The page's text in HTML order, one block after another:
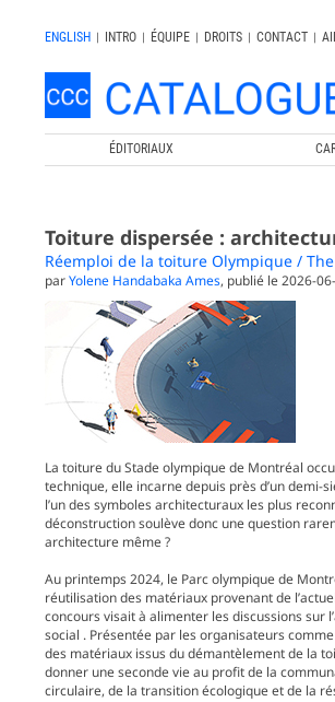
ENGLISH | INTRO | ÉQUIPE | DROITS | CONTACT |
ÉDITORIAUX
Toiture dispersée :
Réemploi de la toiture Olympique /
parYolene Handabaka Ames, publié le 2026-
La toiture du Stade olympique de Montréal
technique, elle incarne depuis près d’un demi-
l’un des symboles architecturaux les plus
déconstruction soulève donc une question
architecture même ?
Au printemps 2024, le Parc olympique de
réutilisation des matériaux provenant de
concours visait à alimenter les discussions sur
social . Présentée par les organisateurs
des matériaux issus du démantèlement de la
donner une seconde vie au profit de la
circulaire, de la transition écologique et de la